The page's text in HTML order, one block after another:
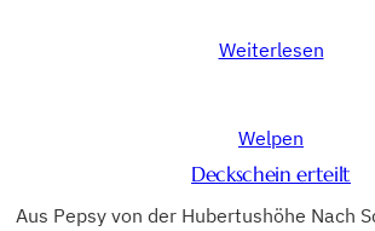
Weiterlesen
Welpen
Deckschein erteilt
Aus Pepsy von der Hubertushöhe Nach